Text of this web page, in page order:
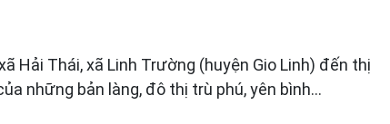
Hải Thái, xã Linh Trường (huyện Gio Linh) đến thị
những bản làng, đô thị trù phú, yên bình…